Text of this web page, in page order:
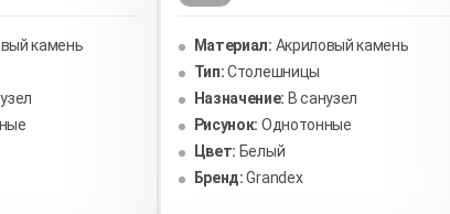
камень
Материал: Акриловый камень
Тип:Столешницы
Назначение: В санузел
Рисунок: Однотонные
Цвет: Белый
Бренд: Grandex